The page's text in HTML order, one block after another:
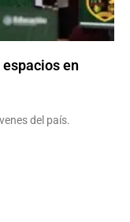
en
del país.